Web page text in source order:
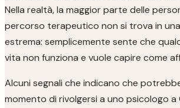
Nella realtà, la maggior parte delle
percorso terapeutico non si trova in
estrema: semplicemente sente che
vita non funziona e vuole capire come
Alcuni segnali che indicano che
momento di rivolgersi a uno psicologo a